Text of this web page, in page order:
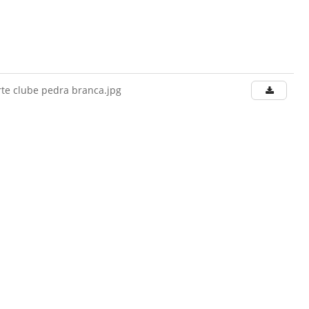
clube pedra branca.jpg